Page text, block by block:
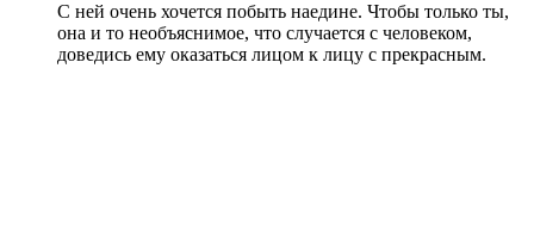
С ней очень хочется побыть наедине. Чтобы только ты,
она и то необъяснимое, что случается с человеком,
доведись ему оказаться лицом к лицу с прекрасным.